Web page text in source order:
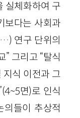
실체화하여 구
보다는 사회과
연구 단위의
” 그리고 “탈식
식 이전과 그
면)로 인식
들이 추상적